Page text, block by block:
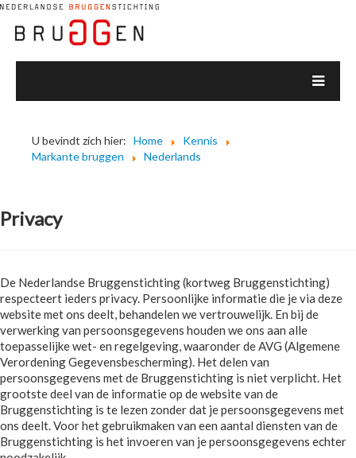
U bevindt zich hier: Home
Kennis
Markante bruggen
Nederlands
Privacy
De Nederlandse Bruggenstichting (kortweg Bruggenstichting)
respecteert ieders privacy. Persoonlijke informatie die je via deze
website met ons deelt, behandelen we vertrouwelijk. En bij de
verwerking van persoonsgegevens houden we ons aan alle
toepasselijke wet- en regelgeving, waaronder de AVG (Algemene
Verordening Gegevensbescherming). Het delen van
persoonsgegevens met de Bruggenstichting is niet verplicht. Het
grootste deel van de informatie op de website van de
Bruggenstichting is te lezen zonder dat je persoonsgegevens met
ons deelt. Voor het gebruikmaken van een aantal diensten van de
Bruggenstichting is het invoeren van je persoonsgegevens echter